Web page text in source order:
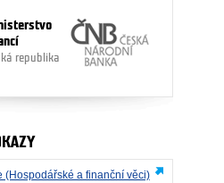
republika
(Hospodářské a finanční věci)